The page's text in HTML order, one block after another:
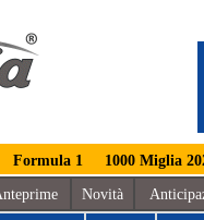
Formula 1 1000 Miglia
Novità